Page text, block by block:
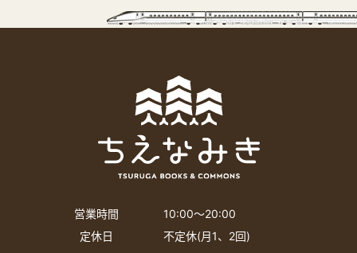
営業時間
10:00〜20:00
定休日
不定休(月1、2回)